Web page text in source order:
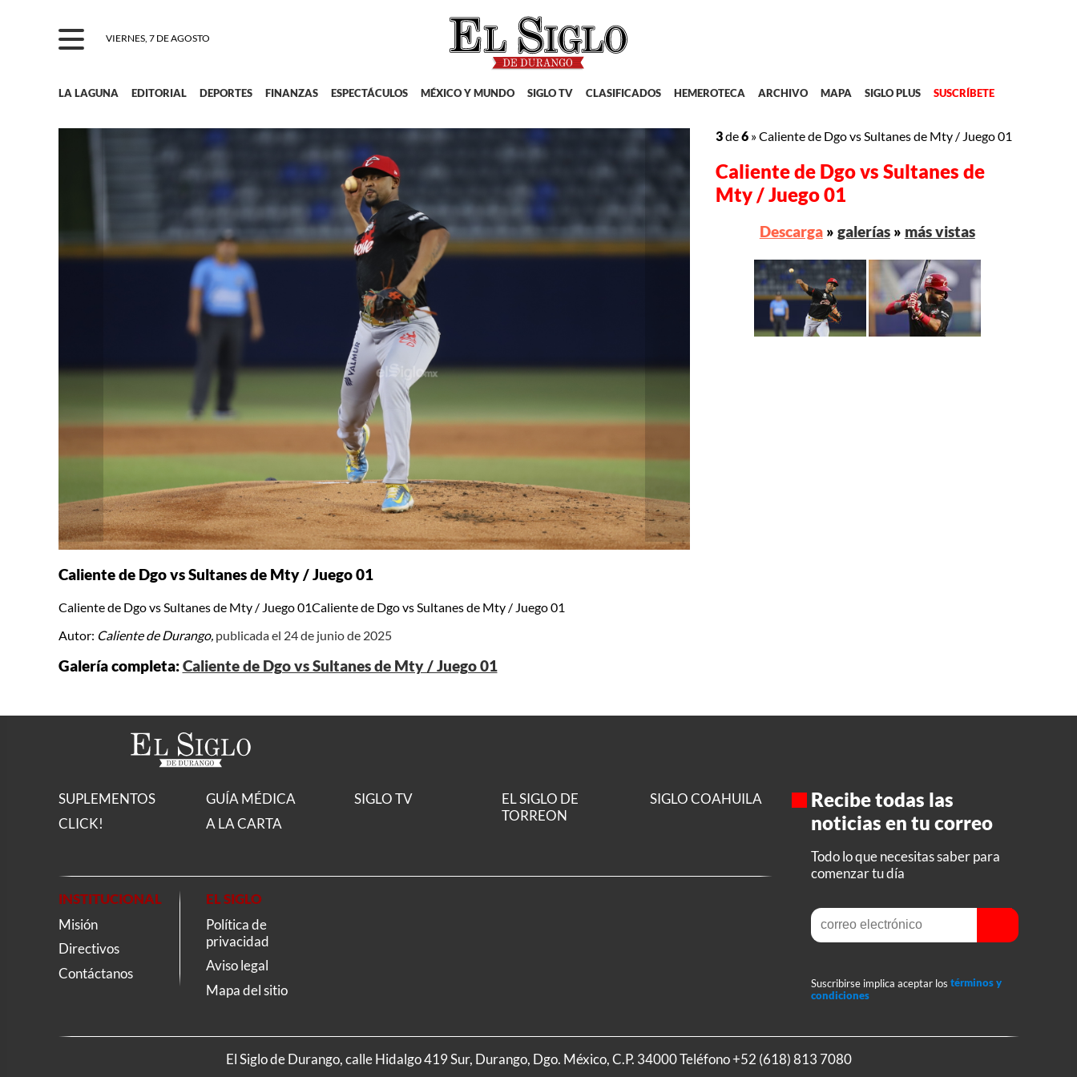
VIERNES, 7 DE AGOSTO
LA LAGUNA EDITORIAL DEPORTES FINANZAS ESPECTÁCULOS MÉXICO Y MUNDO SIGLO TV CLASIFICADOS HEMEROTECA ARCHIVO MAPA SIGLO PLUS SUSCRÍBETE
Caliente de Dgo vs Sultanes de Mty / Juego 01
Caliente de Dgo vs Sultanes de Mty / Juego 01Caliente de Dgo vs Sultanes de Mty / Juego 01
Autor: Caliente de Durango, publicada el 24 de junio de 2025
Galería completa:Caliente de Dgo vs Sultanes de Mty / Juego 01
3de6 »Caliente de Dgo vs Sultanes de Mty / Juego 01
Caliente de Dgo vs Sultanes de
Mty / Juego 01
Descarga» galerías» más vistas
SUPLEMENTOS
CLICK!
GUÍA MÉDICA
A LA CARTA
SIGLO TV
EL SIGLO DE
TORREON
SIGLO COAHUILA
INSTITUCIONAL
Misión
Directivos
Contáctanos
EL SIGLO
Política de
privacidad
Aviso legal
Mapa del sitio
Recibe todas las
noticias en tu correo
Todo lo que necesitas saber para
comenzar tu día
Suscribirse implica aceptar los términos y
condiciones
El Siglo de Durango, calle Hidalgo 419 Sur, Durango, Dgo. México, C.P. 34000 Teléfono+52 (618) 813 7080